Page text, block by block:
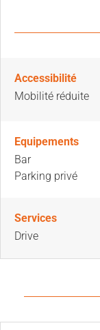
Accessibilité
Mobilité réduite
Equipements
Bar
Parking privé
Services
Drive